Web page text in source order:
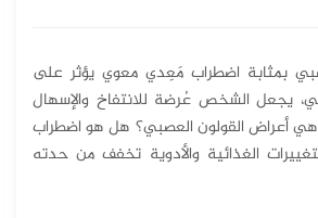
بمثابة اضطراب مَعِدي معوي يؤثر على
يجعل الشخص عُرضة للانتفاخ والإسهال
هي أعراض القولون العصبي؟ هل هو اضطراب
الغذائية والأدوية تخفف من حدته